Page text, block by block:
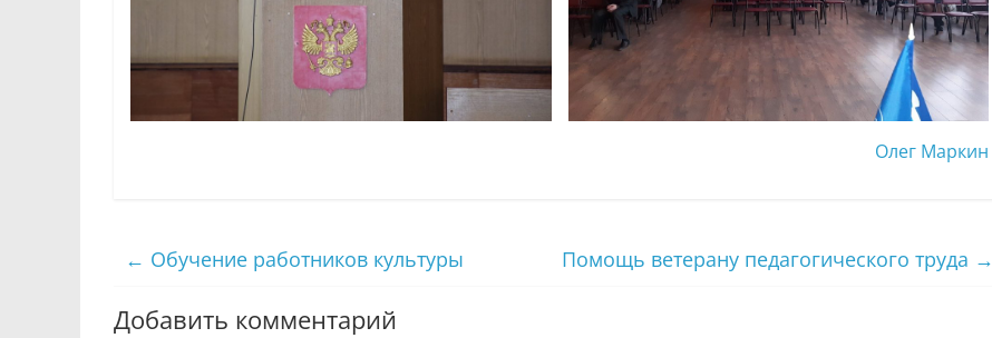
Олег Маркин
← Обучение работников культуры Помощь ветерану педагогического труда →
Добавить комментарий